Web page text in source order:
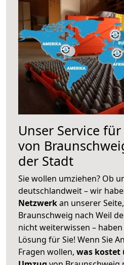
Unser Service
von
der Stadt
Sie wollen umziehen? Ob
deutschlandweit – wir
Netzwerkan unserer
Braunschweig nach Weil
nicht weiterwissen –
Lösung für Sie! Wenn Sie
Fragen wollen, was kostet